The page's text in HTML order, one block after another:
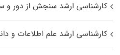
کارشناسی ارشد سنجش از دور و
کارشناسی ارشد علم اطلاعات و